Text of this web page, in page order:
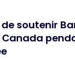
soutenir